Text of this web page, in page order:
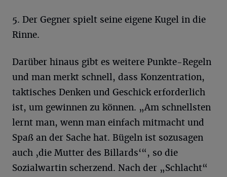
5. Der Gegner spielt seine eigene Kugel in die
Rinne.
Darüber hinaus gibt es weitere Punkte-Regeln
und man merkt schnell, dass Konzentration,
taktisches Denken und Geschick erforderlich
ist, um gewinnen zu können. „Am schnellsten
lernt man, wenn man einfach mitmacht und
Spaß an der Sache hat. Bügeln ist sozusagen
auch ‚die Mutter des Billards‘“, so die
Sozialwartin scherzend. Nach der „Schlacht“